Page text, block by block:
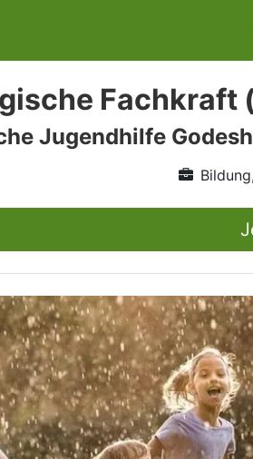
Fachkraft
Jugendhilfe